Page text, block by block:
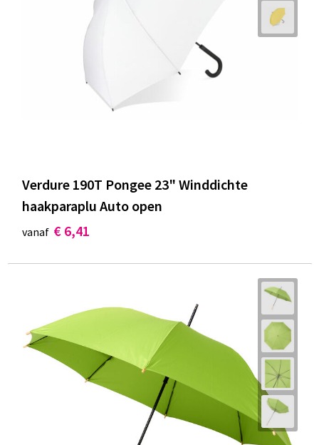
Verdure 190T Pongee 23" Winddichte
haakparaplu Auto open
vanaf € 6,41